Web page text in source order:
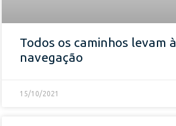
Todos os caminhos levam à
navegação
15/10/2021